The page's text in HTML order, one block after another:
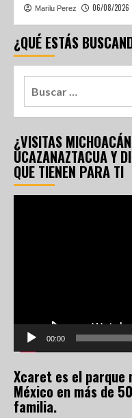
Marilu Perez 06/08/2026
¿QUÉ ESTÁS
¿VISITAS
UCAZANAZTACUA Y
QUE TIENEN PARA TI
00:00
Xcaret es el parque
México en más de
familia.